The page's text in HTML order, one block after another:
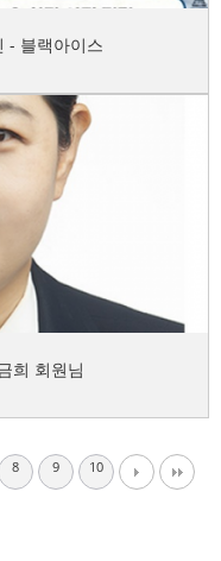
- 블랙아이스
희 회원님
8 9 10